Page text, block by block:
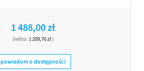
1 488,00 zł
(netto: 1 209,76 zł)
powiadom o dostępności